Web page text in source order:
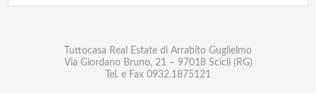
Tuttocasa Real Estate di Arrabito Guglielmo
Via Giordano Bruno, 21 – 97018 Scicli (RG)
Tel. e Fax 0932.1875121